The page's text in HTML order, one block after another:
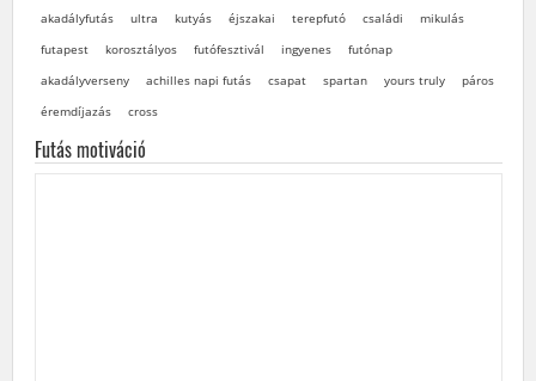
akadályfutás
ultra kutyás éjszakai terepfutó családi
mikulás
futapest
korosztályos futófesztivál ingyenes
futónap
akadályverseny
achilles napi futás csapat spartan yours truly
páros
éremdíjazás
cross
Futás motiváció